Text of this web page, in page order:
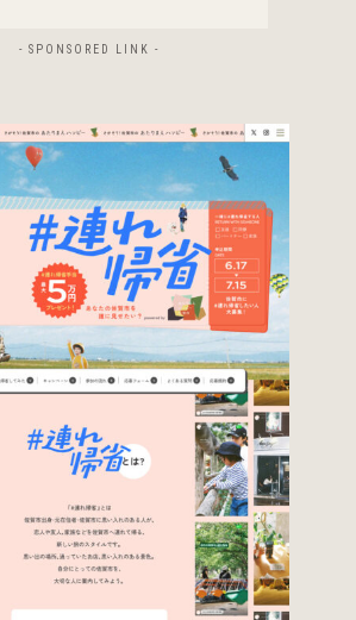
- SPONSORED LINK -